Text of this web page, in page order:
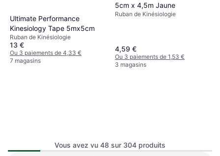
Ultimate Performance
Kinesiology Tape 5mx5cm
Ruban de Kinésiologie
13 €
Ou 3 paiements de 4,33 €
7 magasins
5cm x 4,5m Jaune
Ruban de Kinésiologie
4,59 €
Ou 3 paiements de 1,53 €
3 magasins
Vous avez vu 48 sur 304 produits